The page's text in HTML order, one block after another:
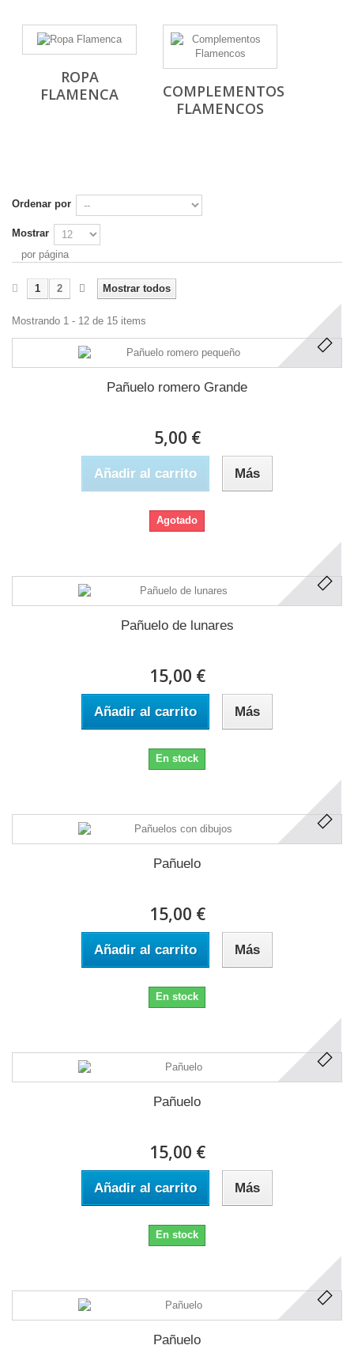
ROPA
FLAMENCA
COMPLEMENTOS
FLAMENCOS
Ordenar por
Mostrar
por página
Mostrar todos
1 2
Mostrando 1 - 12 de 15 items
Pañuelo romero Grande
5,00 €
Añadir al carrito Más
Agotado
Pañuelo de lunares
15,00 €
Añadir al carrito Más
En stock
Pañuelo
15,00 €
Añadir al carrito Más
En stock
Pañuelo
15,00 €
Añadir al carrito Más
En stock
Pañuelo